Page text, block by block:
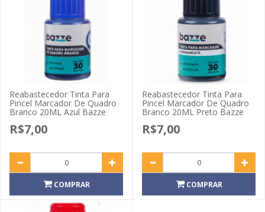
Reabastecedor Tinta Para
Pincel Marcador De Quadro
Branco 20ML Azul Bazze
R$7,00
COMPRAR
Reabastecedor Tinta Para
Pincel Marcador De Quadro
Branco 20ML Preto Bazze
R$7,00
COMPRAR